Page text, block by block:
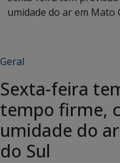
umidade do ar em Mato
Geral
Sexta-feira
tempo firme,
umidade do
do Sul